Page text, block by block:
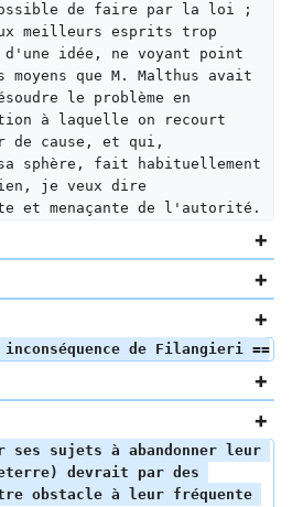
de faire par la loi ;
meilleurs esprits trop
d'une idée, ne voyant point
que M. Malthus avait
le problème en
à laquelle on recourt
de cause, et qui,
sphère, fait habituellement
je veux dire
et menaçante de l'autorité.
de Filangieri ==
ses sujets à abandonner leur
devrait par des
obstacle à leur fréquente